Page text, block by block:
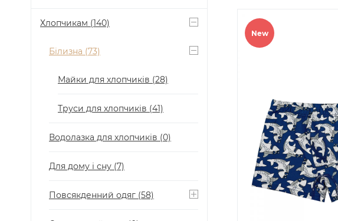
Хлопчикам (140)
Білизна (73)
Майки для хлопчиків (28)
Труси для хлопчиків (41)
Водолазка для хлопчиків (0)
Для дому і сну (7)
Повсякденний одяг (58)
New